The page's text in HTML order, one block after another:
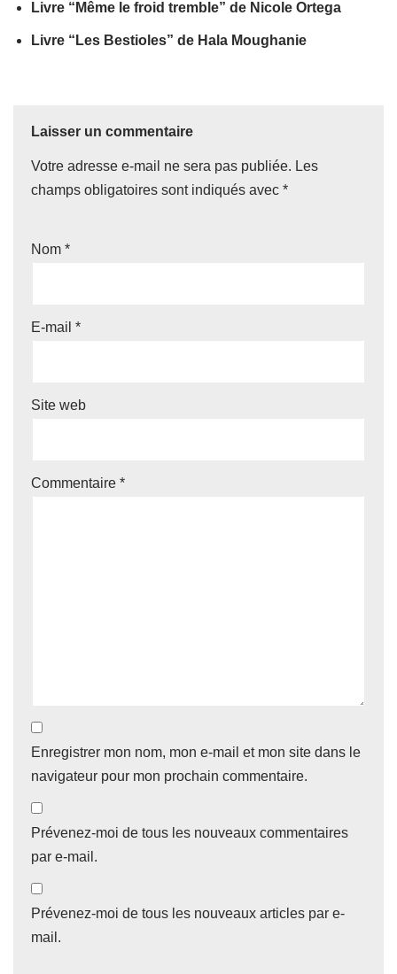
Livre “Même le froid tremble” de Nicole Ortega
Livre “Les Bestioles” de Hala Moughanie
Laisser un commentaire
Votre adresse e-mail ne sera pas publiée. Les
champs obligatoires sont indiqués avec *
Nom *
E-mail *
Site web
Commentaire *
Enregistrer mon nom, mon e-mail et mon site dans le
navigateur pour mon prochain commentaire.
Prévenez-moi de tous les nouveaux commentaires
par e-mail.
Prévenez-moi de tous les nouveaux articles par e-
mail.